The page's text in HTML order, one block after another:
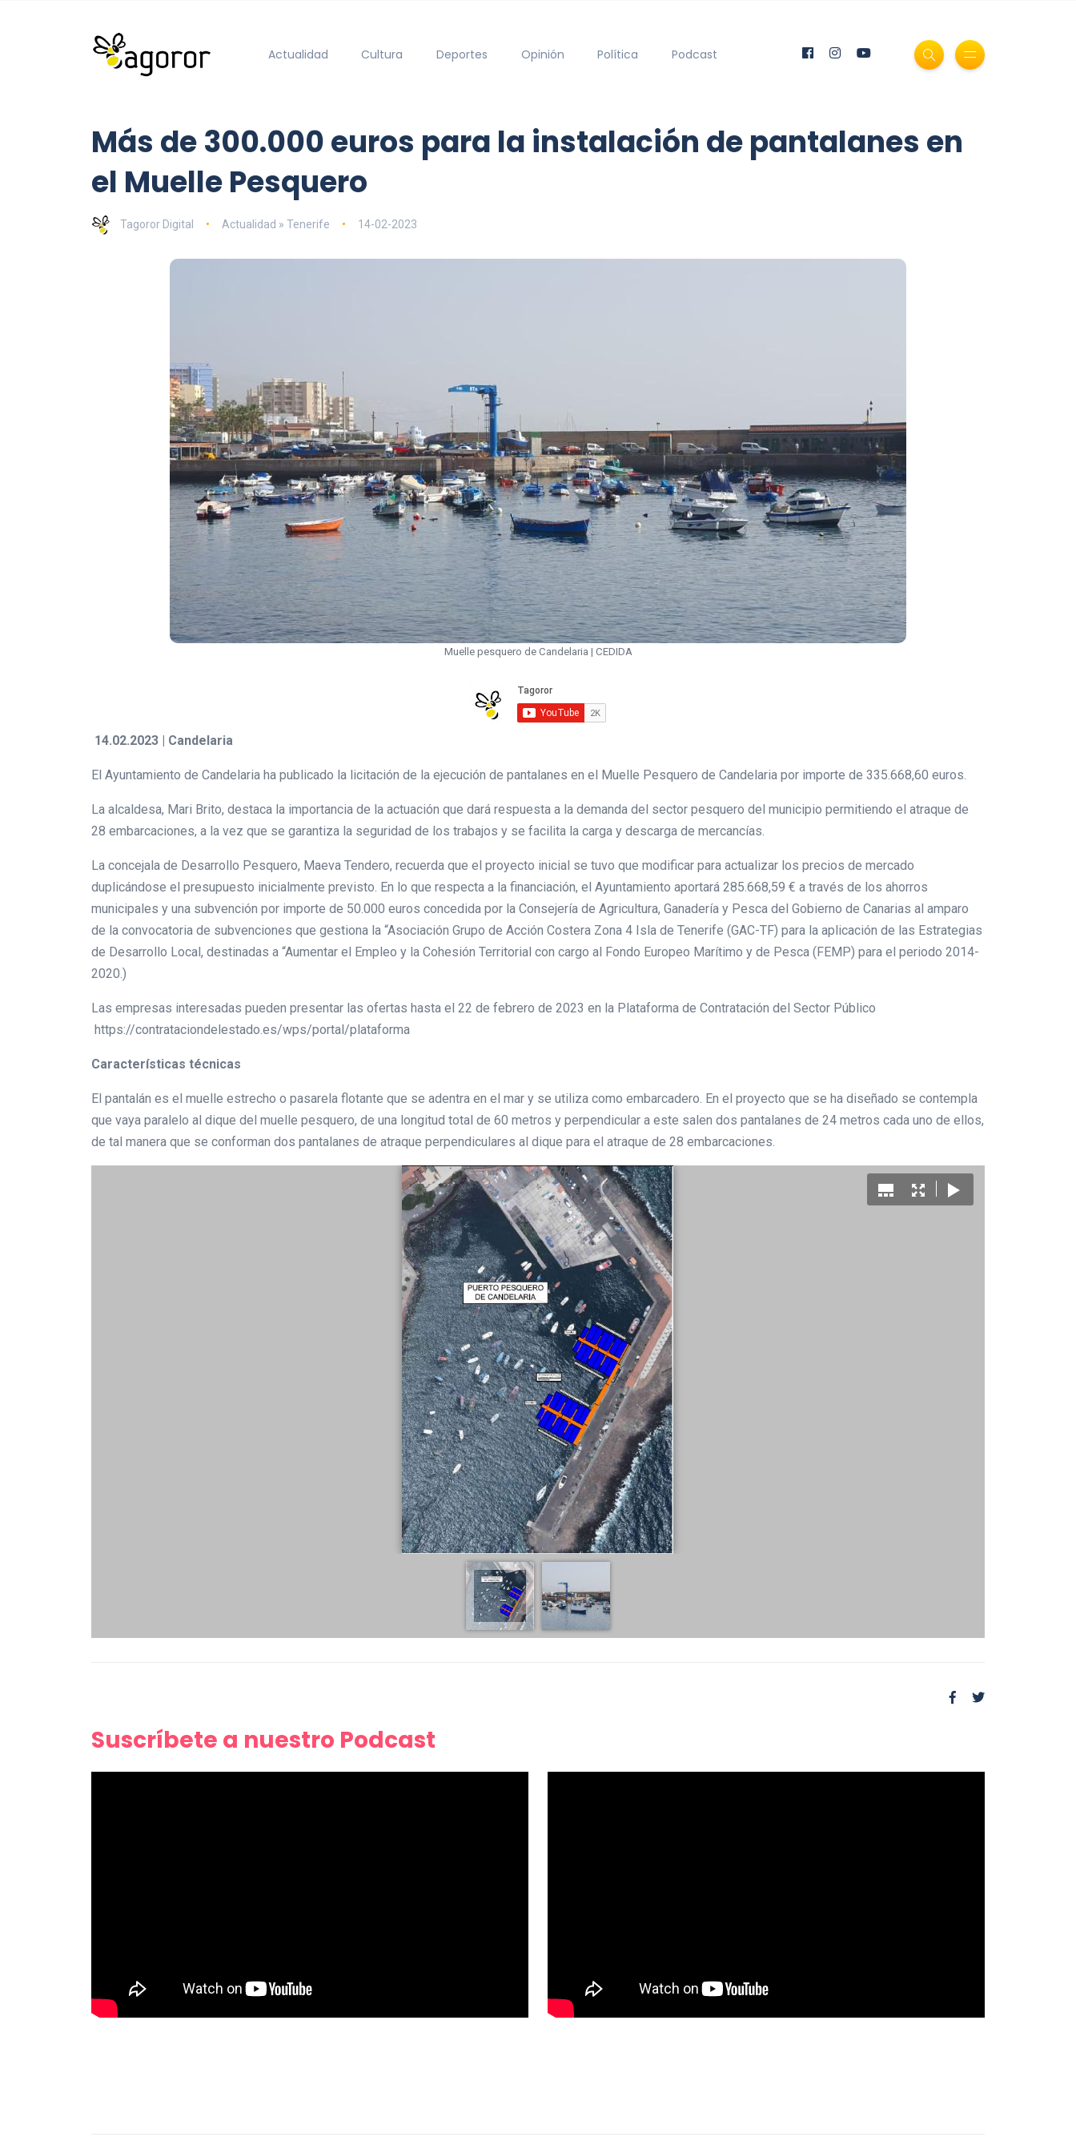
Actualidad Cultura Deportes Opinión Política Podcast
Más de 300.000 euros para la instalación de pantalanes en
el Muelle Pesquero
Tagoror Digital Actualidad » Tenerife 14-02-2023
Muelle pesquero de Candelaria | CEDIDA
14.02.2023 | Candelaria
El Ayuntamiento de Candelaria ha publicado la licitación de la ejecución de pantalanes en el Muelle Pesquero de Candelaria por importe de 335.668,60 euros.
La alcaldesa, Mari Brito, destaca la importancia de la actuación que dará respuesta a la demanda del sector pesquero del municipio permitiendo el atraque de
28 embarcaciones, a la vez que se garantiza la seguridad de los trabajos y se facilita la carga y descarga de mercancías.
La concejala de Desarrollo Pesquero, Maeva Tendero, recuerda que el proyecto inicial se tuvo que modificar para actualizar los precios de mercado
duplicándose el presupuesto inicialmente previsto. En lo que respecta a la financiación, el Ayuntamiento aportará 285.668,59 € a través de los ahorros
municipales y una subvención por importe de 50.000 euros concedida por la Consejería de Agricultura, Ganadería y Pesca del Gobierno de Canarias al amparo
de la convocatoria de subvenciones que gestiona la “Asociación Grupo de Acción Costera Zona 4 Isla de Tenerife (GAC-TF) para la aplicación de las Estrategias
de Desarrollo Local, destinadas a “Aumentar el Empleo y la Cohesión Territorial con cargo al Fondo Europeo Marítimo y de Pesca (FEMP) para el periodo 2014-
2020.)
Las empresas interesadas pueden presentar las ofertas hasta el 22 de febrero de 2023 en la Plataforma de Contratación del Sector Público
https://contrataciondelestado.es/wps/portal/plataforma
Características técnicas
El pantalán es el muelle estrecho o pasarela flotante que se adentra en el mar y se utiliza como embarcadero. En el proyecto que se ha diseñado se contempla
que vaya paralelo al dique del muelle pesquero, de una longitud total de 60 metros y perpendicular a este salen dos pantalanes de 24 metros cada uno de ellos,
de tal manera que se conforman dos pantalanes de atraque perpendiculares al dique para el atraque de 28 embarcaciones.
Suscríbete a nuestro Podcast